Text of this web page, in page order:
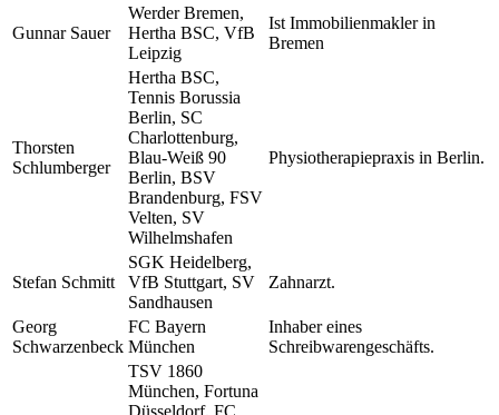
Gunnar Sauer
Werder Bremen,
Hertha BSC, VfB
Leipzig
Ist Immobilienmakler in
Bremen
Thorsten
Schlumberger
Hertha BSC,
Tennis Borussia
Berlin, SC
Charlottenburg,
Blau-Weiß 90
Berlin, BSV
Brandenburg, FSV
Velten, SV
Wilhelmshafen
Physiotherapiepraxis in Berlin.
Stefan Schmitt
SGK Heidelberg,
VfB Stuttgart, SV
Sandhausen
Zahnarzt.
Georg
Schwarzenbeck
FC Bayern
München
Inhaber eines
Schreibwarengeschäfts.
TSV 1860
München, Fortuna